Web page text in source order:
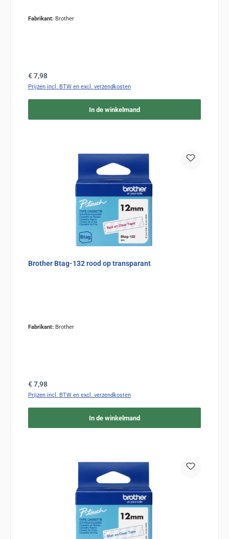
Fabrikant: Brother
Normale prijs:
€ 7,98
Prijzen incl. BTW en excl. verzendkosten
In de winkelmand
Brother Btag-132 rood op transparant
Fabrikant: Brother
Normale prijs:
€ 7,98
Prijzen incl. BTW en excl. verzendkosten
In de winkelmand